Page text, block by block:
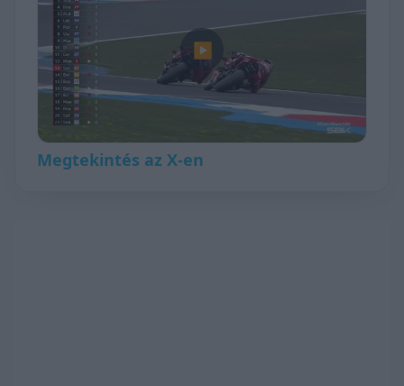
▶
Megtekintés az X-en